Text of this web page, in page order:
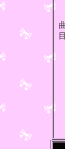
曲
目